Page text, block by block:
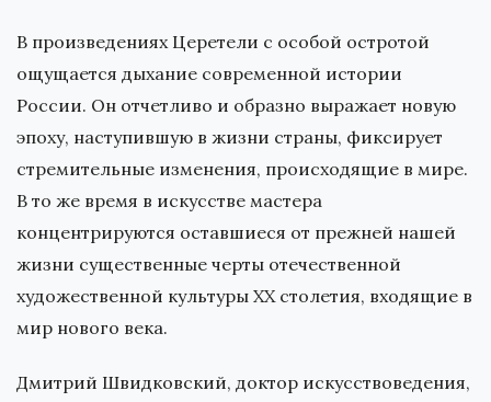
В произведениях Церетели с особой остротой
ощущается дыхание современной истории
России. Он отчетливо и образно выражает новую
эпоху, наступившую в жизни страны, фиксирует
стремительные изменения, происходящие в мире.
В то же время в искусстве мастера
концентрируются оставшиеся от прежней нашей
жизни существенные черты отечественной
художественной культуры ХХ столетия, входящие в
мир нового века.
Дмитрий Швидковский, доктор искусствоведения,